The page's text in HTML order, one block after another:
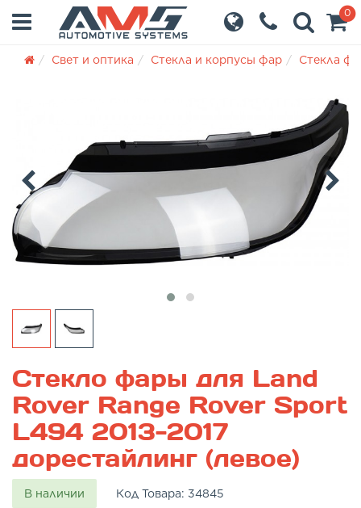
0
Свет и оптика Стекла и корпусы фар Стекла
Стекло фары для Land
Rover Range Rover Sport
L494 2013-2017
дорестайлинг (левое)
В наличии Код Товара: 34845